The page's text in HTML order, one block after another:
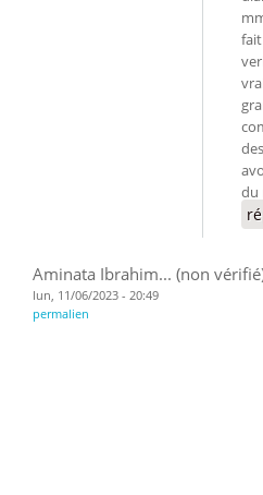
du
Aminata Ibrahim... (non
lun, 11/06/2023 - 20:49
permalien